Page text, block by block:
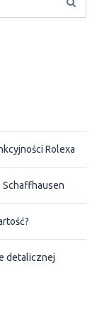
Rolexa
Schaffhausen
detalicznej